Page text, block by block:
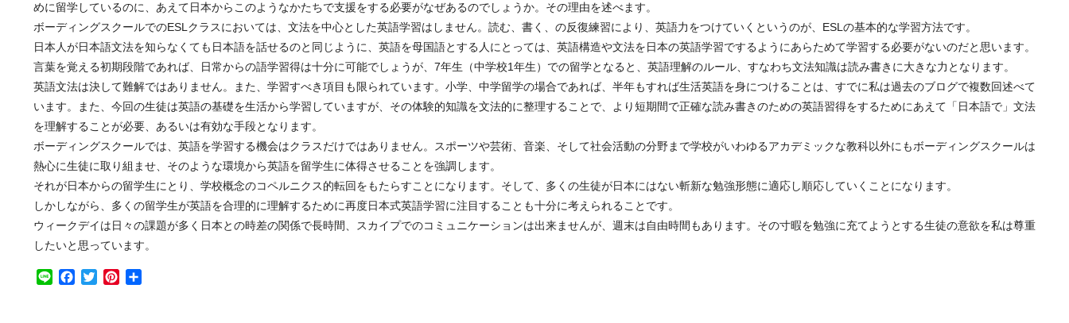
めに留学しているのに、あえて日本からこのようなかたちで支援をする必要がなぜあるのでしょうか。その理由を述べます。
ボーディングスクールでのESLクラスにおいては、文法を中心とした英語学習はしません。読む、書く、の反復練習により、英語力をつけていくというのが、ESLの基本的な学習方法です。
日本人が日本語文法を知らなくても日本語を話せるのと同じように、英語を母国語とする人にとっては、英語構造や文法を日本の英語学習でするようにあらためて学習する必要がないのだと思います。
言葉を覚える初期段階であれば、日常からの語学習得は十分に可能でしょうが、7年生（中学校1年生）での留学となると、英語理解のルール、すなわち文法知識は読み書きに大きな力となります。
英語文法は決して難解ではありません。また、学習すべき項目も限られています。小学、中学留学の場合であれば、半年もすれば生活英語を身につけることは、すでに私は過去のブログで複数回述べて
います。また、今回の生徒は英語の基礎を生活から学習していますが、その体験的知識を文法的に整理することで、より短期間で正確な読み書きのための英語習得をするためにあえて「日本語で」文法
を理解することが必要、あるいは有効な手段となります。
ボーディングスクールでは、英語を学習する機会はクラスだけではありません。スポーツや芸術、音楽、そして社会活動の分野まで学校がいわゆるアカデミックな教科以外にもボーディングスクールは
熱心に生徒に取り組ませ、そのような環境から英語を留学生に体得させることを強調します。
それが日本からの留学生にとり、学校概念のコペルニクス的転回をもたらすことになります。そして、多くの生徒が日本にはない斬新な勉強形態に適応し順応していくことになります。
しかしながら、多くの留学生が英語を合理的に理解するために再度日本式英語学習に注目することも十分に考えられることです。
ウィークデイは日々の課題が多く日本との時差の関係で長時間、スカイプでのコミュニケーションは出来ませんが、週末は自由時間もあります。その寸暇を勉強に充てようとする生徒の意欲を私は尊重
したいと思っています。
Line Facebook
TwitterPinterest